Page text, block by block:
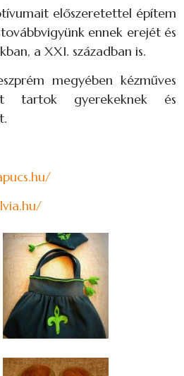
előszeretettel építem
ennek erejét és
a XXI. században is.
megyében kézműves
tartok gyerekeknek és